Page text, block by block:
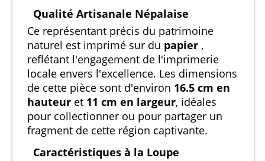
Qualité Artisanale Népalaise
Ce représentant précis du patrimoine
naturel est imprimé sur du papier ,
reflétant l'engagement de l'imprimerie
locale envers l'excellence. Les dimensions
de cette pièce sont d'environ 16.5 cm en
hauteur et 11 cm en largeur, idéales
pour collectionner ou pour partager un
fragment de cette région captivante.
Caractéristiques à la Loupe